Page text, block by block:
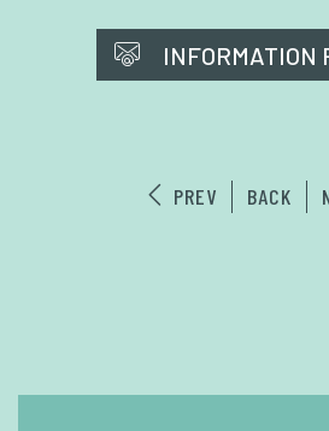
INFORMATION
PREV BACK